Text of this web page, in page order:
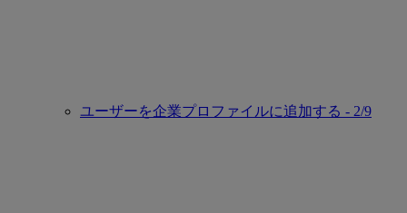
ユーザーを企業プロファイルに追加する - 2/9